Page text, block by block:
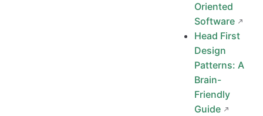
Oriented
Software
Head First
Design
Patterns: A
Brain-
Friendly
Guide